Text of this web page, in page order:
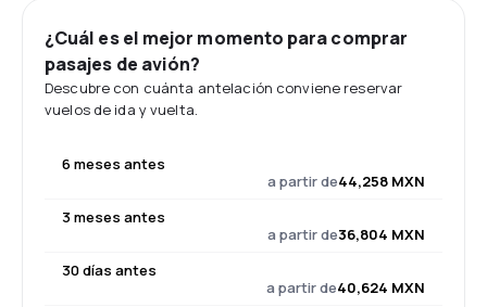
¿Cuál es el mejor momento para comprar
pasajes de avión?
Descubre con cuánta antelación conviene reservar
vuelos de ida y vuelta.
6 meses antes
a partir de44,258 MXN
3 meses antes
a partir de36,804 MXN
30 días antes
a partir de40,624 MXN